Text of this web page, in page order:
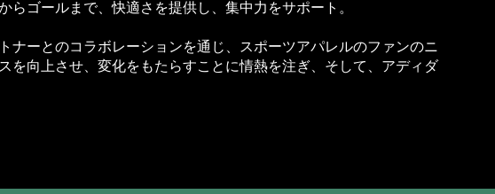
ゴールまで、快適さを提供し、集中力をサポート。
ーとのコラボレーションを通じ、スポーツアパレルのファンのニ
向上させ、変化をもたらすことに情熱を注ぎ、そして、アディダ